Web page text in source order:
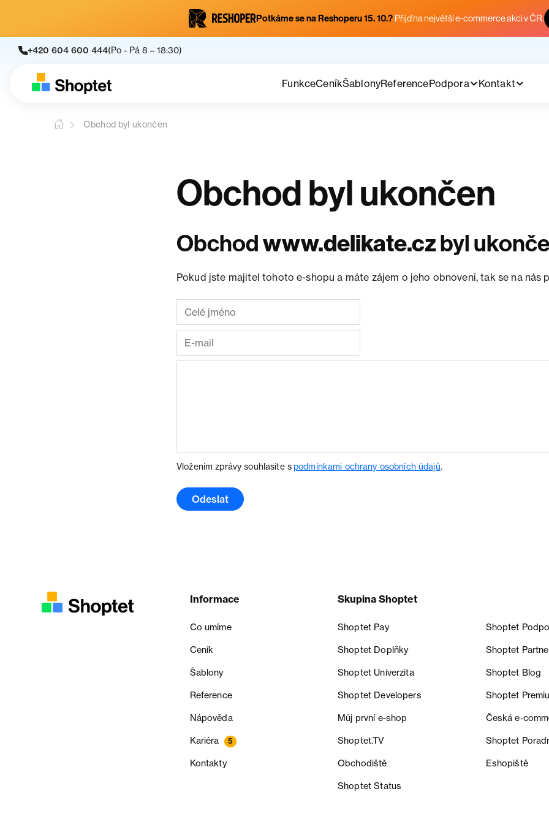
Potkáme se na Reshoperu 15. 10.? Přijď na největší e-commerce akci v ČR.
+420 604 600 444(Po - Pá 8 – 18:30)
FunkceCeníkŠablonyReferencePodpora Kontakt
Obchod byl ukončen
Obchod byl ukončen
Obchodwww.delikate.czbyl
Pokud jste majitel tohoto e-shopu a máte zájem o jeho obnovení, tak se na nás
Vložením zprávy souhlasíte spodmínkami ochrany osobních údajů.
Odeslat
Informace
Co umíme
Ceník
Šablony
Reference
Nápověda
Kariéra 5
Kontakty
Skupina Shoptet
Shoptet Pay Shoptet
Shoptet Doplňky Shoptet
Shoptet Univerzita Shoptet Blog
Shoptet Developers Shoptet
Můj první e-shop Česká
Shoptet.TV Shoptet
Obchodiště Eshopiště
Shoptet Status